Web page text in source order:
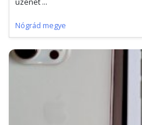
Nógrád megye